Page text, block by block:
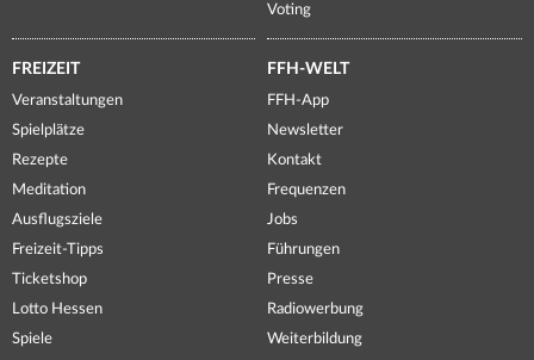
Voting
FREIZEIT
Veranstaltungen
Spielplätze
Rezepte
Meditation
Ausflugsziele
Freizeit-Tipps
Ticketshop
Lotto Hessen
Spiele
FFH-WELT
FFH-App
Newsletter
Kontakt
Frequenzen
Jobs
Führungen
Presse
Radiowerbung
Weiterbildung